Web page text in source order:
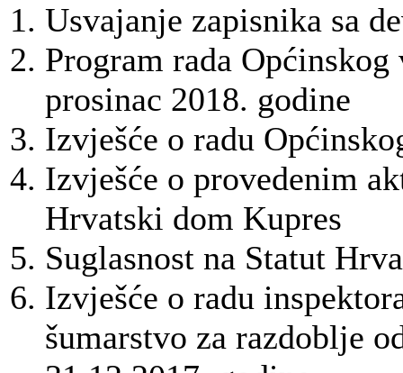
Usvajanje zapisnika sa
Program rada
prosinac 2018. godine
Izvješće o radu
Izvješće o provedenim
Hrvatski dom Kupres
Suglasnost na Statut
Izvješće o radu
šumarstvo za razdoblje